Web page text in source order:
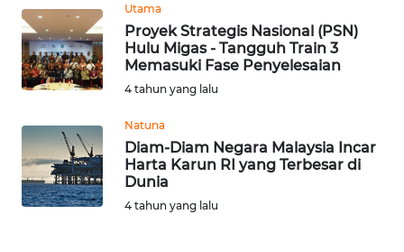
Utama
Proyek Strategis Nasional (PSN)
Hulu Migas - Tangguh Train 3
Memasuki Fase Penyelesaian
4 tahun yang lalu
Natuna
Diam-Diam Negara Malaysia Incar
Harta Karun RI yang Terbesar di
Dunia
4 tahun yang lalu
WN
SUMSEL
WN
WN
LAMPUNG